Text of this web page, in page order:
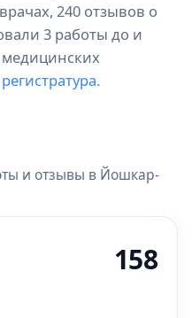
240 отзывов о
3 работы до и
медицинских
и отзывы в Йошкар-
158